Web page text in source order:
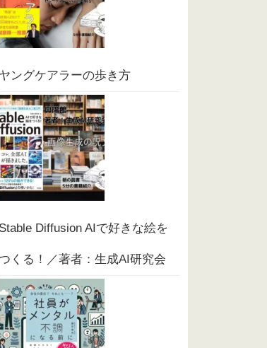
ヤングケアラーの歩き方
Stable Diffusion AIで好きな絵を
くる！／著者：生成AI研究会